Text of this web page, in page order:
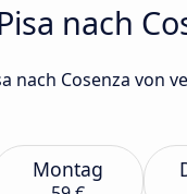
nach
nach Cosenza von
Montag